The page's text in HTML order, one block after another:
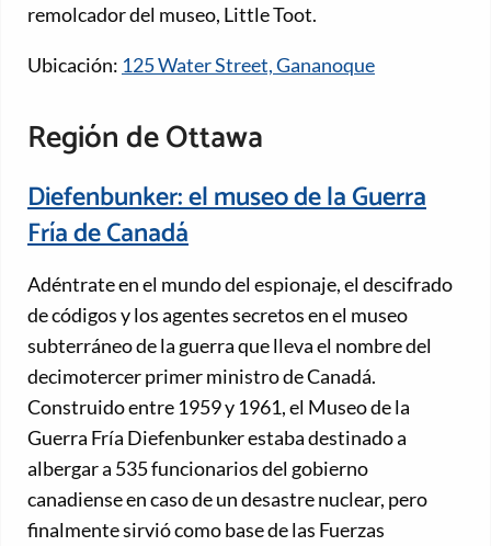
remolcador del museo, Little Toot.
Ubicación: 125 Water Street, Gananoque
Región de Ottawa
Diefenbunker: el museo de la Guerra
Fría de Canadá
Adéntrate en el mundo del espionaje, el descifrado
de códigos y los agentes secretos en el museo
subterráneo de la guerra que lleva el nombre del
decimotercer primer ministro de Canadá.
Construido entre 1959 y 1961, el Museo de la
Guerra Fría Diefenbunker estaba destinado a
albergar a 535 funcionarios del gobierno
canadiense en caso de un desastre nuclear, pero
finalmente sirvió como base de las Fuerzas